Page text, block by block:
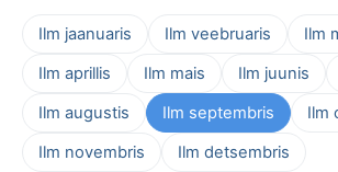
Ilm jaanuaris Ilm veebruaris
Ilm
Ilm aprillis
Ilm mais Ilm juunis
Ilm augustis
Ilm septembris
Ilm
Ilm novembris
Ilm detsembris